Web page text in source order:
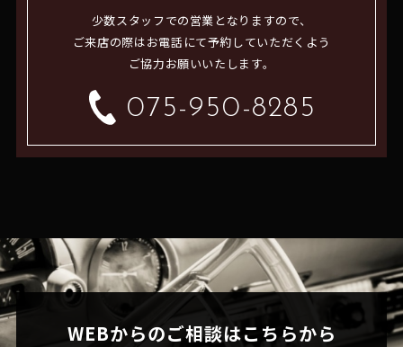
少数スタッフでの営業となりますので、
ご来店の際はお電話にて予約していただくよう
ご協力お願いいたします。
075-950-8285
WEBからのご相談はこちらから